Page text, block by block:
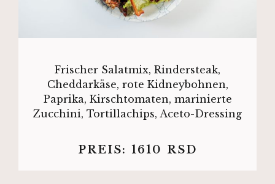
Frischer Salatmix, Rindersteak,
Cheddarkäse, rote Kidneybohnen,
Paprika, Kirschtomaten, marinierte
Zucchini, Tortillachips, Aceto-Dressing
PREIS: 1610 RSD